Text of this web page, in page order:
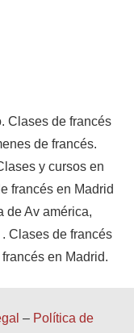
Clases de francés
de francés.
y cursos en
francés en Madrid
de Av américa,
Clases de francés
en Madrid.
– Política de